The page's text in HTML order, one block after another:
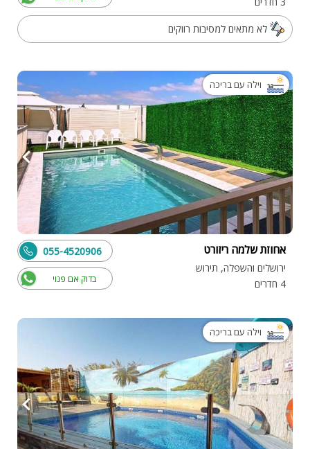
לא מתאים למסיבות רווקים
וילה עם בריכה
אחוזת שלמה ריזורט
ירושלים והשפלה, תירוש
4 חדרים
בדוק אם פנוי
055-4520906
וילה עם בריכה